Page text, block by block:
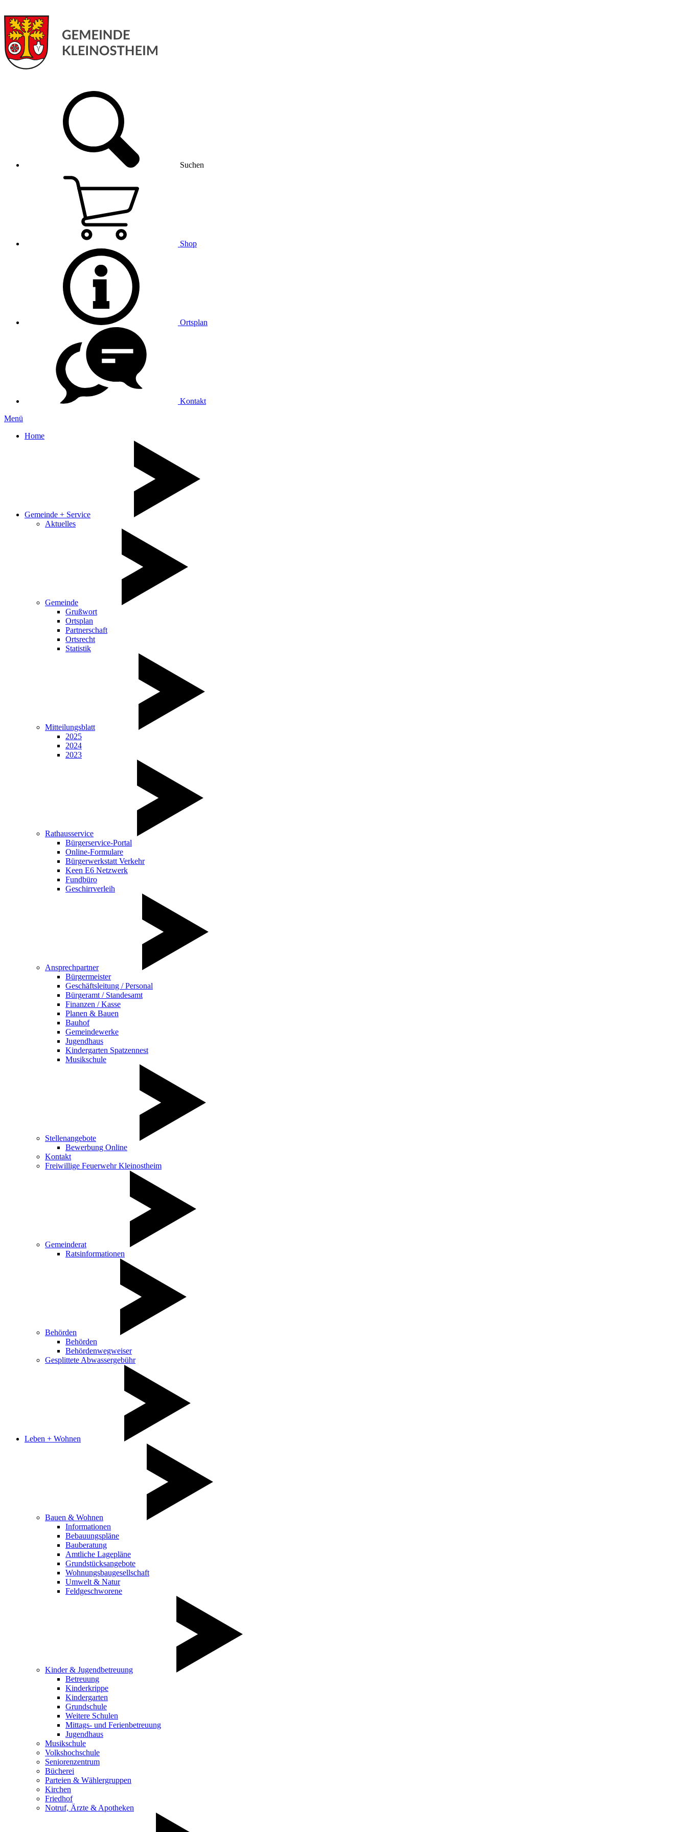
Suchen
Shop
Ortsplan
Kontakt
Menü
Home
Gemeinde + Service
Aktuelles
Gemeinde
Grußwort
Ortsplan
Partnerschaft
Ortsrecht
Statistik
Mitteilungsblatt
2025
2024
2023
Rathausservice
Bürgerservice-Portal
Online-Formulare
Bürgerwerkstatt Verkehr
Keen E6 Netzwerk
Fundbüro
Geschirrverleih
Ansprechpartner
Bürgermeister
Geschäftsleitung / Personal
Bürgeramt / Standesamt
Finanzen / Kasse
Planen & Bauen
Bauhof
Gemeindewerke
Jugendhaus
Kindergarten Spatzennest
Musikschule
Stellenangebote
Bewerbung Online
Kontakt
Freiwillige Feuerwehr Kleinostheim
Gemeinderat
Ratsinformationen
Behörden
Behörden
Behördenwegweiser
Gesplittete Abwassergebühr
Leben + Wohnen
Bauen & Wohnen
Informationen
Bebauungspläne
Bauberatung
Amtliche Lagepläne
Grundstücksangebote
Wohnungsbaugesellschaft
Umwelt & Natur
Feldgeschworene
Kinder & Jugendbetreuung
Betreuung
Kinderkrippe
Kindergarten
Grundschule
Weitere Schulen
Mittags- und Ferienbetreuung
Jugendhaus
Musikschule
Volkshochschule
Seniorenzentrum
Bücherei
Parteien & Wählergruppen
Kirchen
Friedhof
Notruf, Ärzte & Apotheken